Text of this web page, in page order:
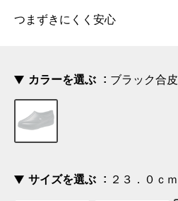
つまずきにくく安心
カラーを選ぶ ブラック合皮
サイズを選ぶ ２３．０ｃｍ